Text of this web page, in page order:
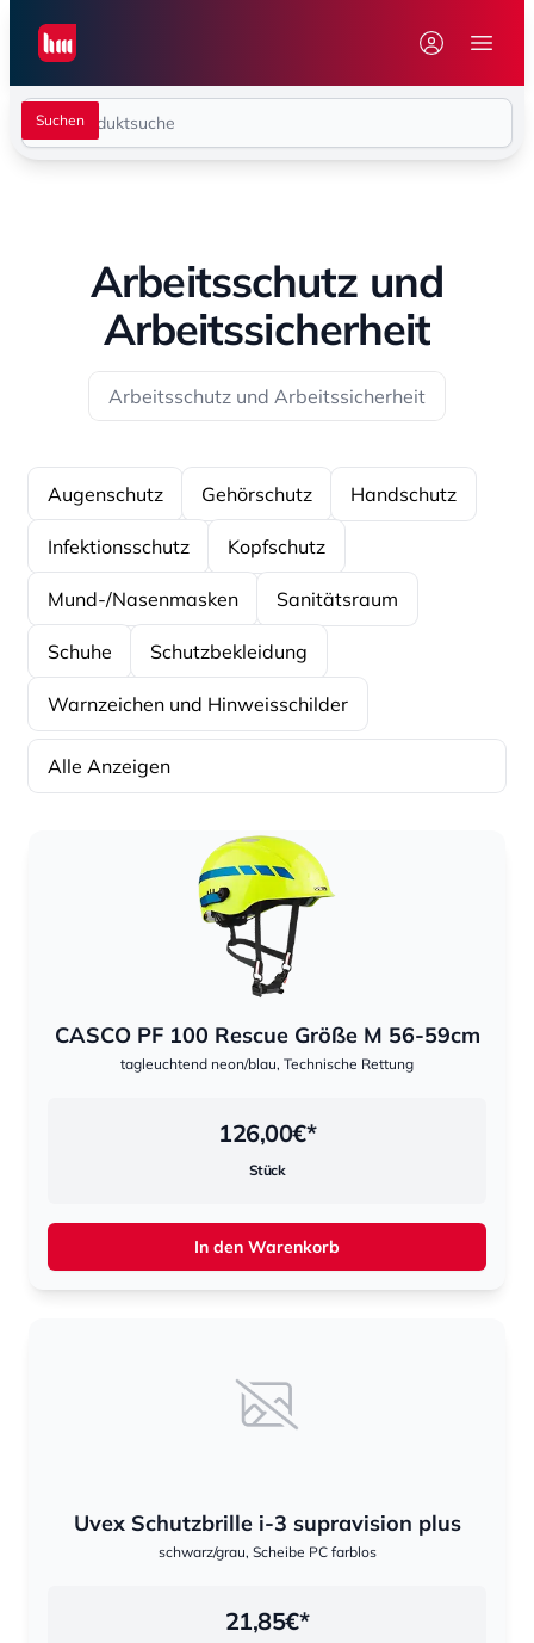
Seiwert GmbH
Menü
Arbeitsschutz und
Arbeitssicherheit
Arbeitsschutz und Arbeitssicherheit
Augenschutz Gehörschutz Handschutz
Infektionsschutz Kopfschutz
Mund-/Nasenmasken Sanitätsraum
Schuhe Schutzbekleidung
Warnzeichen und Hinweisschilder
Alle Anzeigen
CASCO PF 100 Rescue Größe M 56-59cm
tagleuchtend neon/blau, Technische Rettung
126,00€*
Stück
In den Warenkorb
Uvex Schutzbrille i-3 supravision plus
schwarz/grau, Scheibe PC farblos
21,85€*